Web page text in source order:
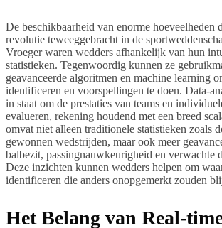
De beschikbaarheid van enorme hoeveelheden
revolutie teweeggebracht in de
Vroeger waren wedders afhankelijk van hun
statistieken. Tegenwoordig kunnen ze
geavanceerde algoritmen en machine learning
identificeren en voorspellingen te doen. Data-
in staat om de prestaties van teams en
evalueren, rekening houdend met een breed
omvat niet alleen traditionele statistieken zoals
gewonnen wedstrijden, maar ook meer
balbezit, passingnauwkeurigheid en verwachte
Deze inzichten kunnen wedders helpen om
identificeren die anders onopgemerkt zouden
Het Belang van Real-